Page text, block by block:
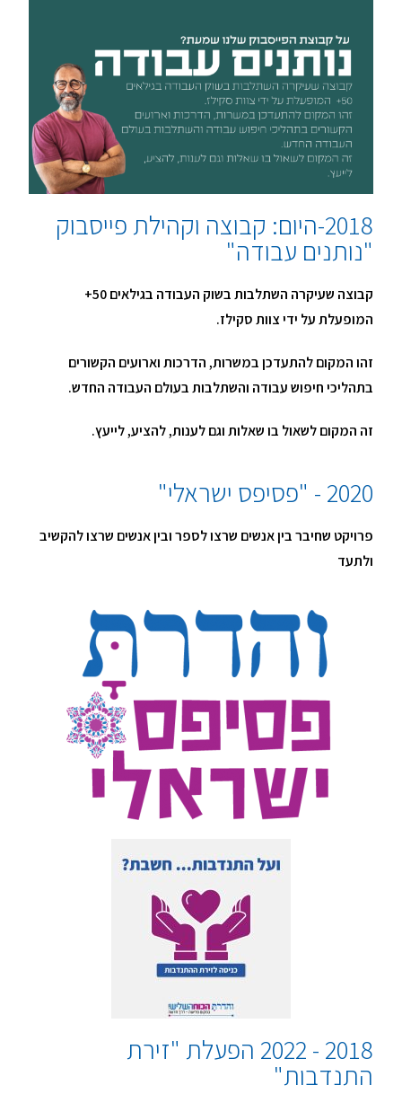
2018-היום: קבוצה וקהילת פייסבוק
"נותנים עבודה"
קבוצה שעיקרה השתלבות בשוק העבודה בגילאים 50+
המופעלת על ידי צוות סקילז.
זהו המקום להתעדכן במשרות, הדרכות וארועים הקשורים
בתהליכי חיפוש עבודה והשתלבות בעולם העבודה החדש.
זה המקום לשאול בו שאלות וגם לענות, להציע, לייעץ.
2020 - "פסיפס ישראלי"
פרויקט שחיבר בין אנשים שרצו לספר ובין אנשים שרצו להקשיב
ולתעד
2018 - 2022 הפעלת "זירת
התנדבות"